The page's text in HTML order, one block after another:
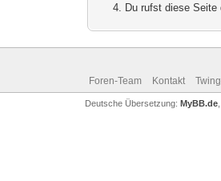
Du rufst diese
Foren-Team Kontakt
Deutsche Übersetzung: MyBB.de